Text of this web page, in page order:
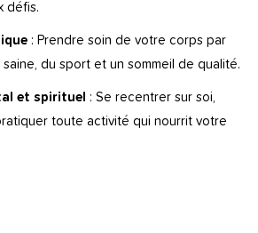
défis.
: Prendre soin de votre corps par
du sport et un sommeil de qualité.
et spirituel : Se recentrer sur soi,
toute activité qui nourrit votre